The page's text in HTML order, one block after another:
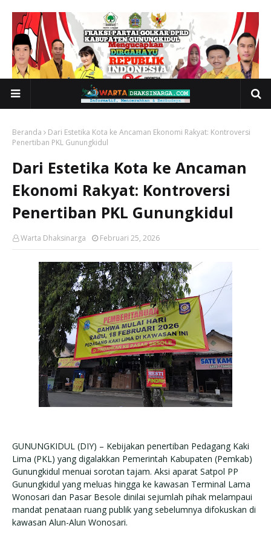
Beranda
Dari Estetika Kota ke Ancaman Ekonomi Rakyat: Kontroversi
Penertiban PKL Gunungkidul
Dari Estetika Kota ke Ancaman
Ekonomi Rakyat: Kontroversi
Penertiban PKL Gunungkidul
Warta Dhaksinarga Februari 25, 2026
GUNUNGKIDUL (DIY) – Kebijakan penertiban Pedagang Kaki
Lima (PKL) yang digalakkan Pemerintah Kabupaten (Pemkab)
Gunungkidul menuai sorotan tajam. Aksi aparat Satpol PP
Gunungkidul yang meluas hingga ke kawasan Terminal Lama
Wonosari dan Pasar Besole dinilai sejumlah pihak melampaui
mandat penataan ruang publik yang sebelumnya difokuskan di
kawasan Alun-Alun Wonosari.